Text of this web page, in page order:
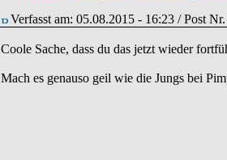
Verfasst am: 05.08.2015 - 16:23 / Post
Coole Sache, dass du das jetzt wieder
Mach es genauso geil wie die Jungs bei